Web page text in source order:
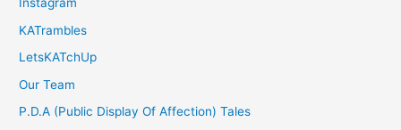
Instagram
KATrambles
LetsKATchUp
Our Team
P.D.A (Public Display Of Affection) Tales